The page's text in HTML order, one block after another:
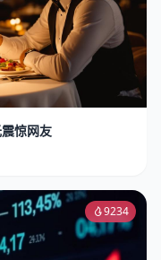
惊网友
9234